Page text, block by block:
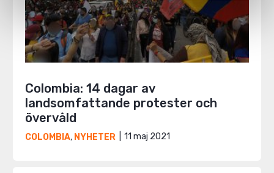
Colombia: 14 dagar av
landsomfattande protester och
övervåld
COLOMBIA, NYHETER 11 maj 2021